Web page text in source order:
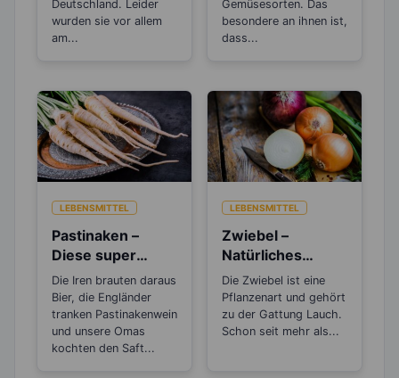
Deutschland. Leider
wurden sie vor allem
am...
Gemüsesorten. Das
besondere an ihnen ist,
dass...
LEBENSMITTEL
Pastinaken –
Diese super
„Sattmacher“
gehören in jedes
Abnehmprogram
m
Die Iren brauten daraus
Bier, die Engländer
tranken Pastinakenwein
und unsere Omas
kochten den Saft...
LEBENSMITTEL
Zwiebel –
Natürliches
Antibiotikum und
„Wunder“-
Heilmittel
Die Zwiebel ist eine
Pflanzenart und gehört
zu der Gattung Lauch.
Schon seit mehr als...